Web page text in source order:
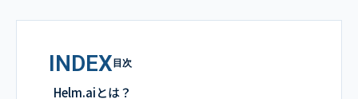
INDEX 目次
Helm.aiとは？